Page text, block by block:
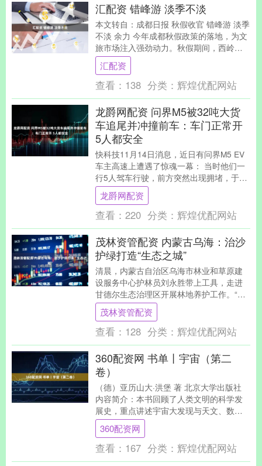
汇配资 错峰游 淡季不淡
本文转自：成都日报 秋假收官 错峰游 淡季
不淡 余力 今年成都秋假政策的落地，为文
旅市场注入强劲动力。秋假期间，西岭雪
山、九寨沟、青城山都江堰、毕棚沟等景
区客流....
汇配资
查看： 138 分类： 辉煌优配网站
龙爵网配资 问界M5被32吨大货
车追尾并冲撞前车：车门正常开
5人都安全
快科技11月14日消息，近日有问界M5 EV
车主高速上遭遇了惊魂一幕： 当时他们一
行5人驾车行驶，前方突然出现拥堵，于是
减速跟车，然而后方一辆重达32吨的货车
由....
龙爵网配资
查看： 220 分类： 辉煌优配网站
茂林资管配资 内蒙古乌海：治沙
护绿打造“生态之城”
清晨，内蒙古自治区乌海市林业和草原建
设服务中心护林员刘永胜带上工具，走进
甘德尔生态治理区开展林地养护工作。“这
几天还要做好清除杂草工作，为植被安全
越冬保驾护航。....
茂林资管配资
查看： 128 分类： 辉煌优配网站
360配资网 书单丨宇宙（第二
卷）
（德）亚历山大·洪堡 著 北京大学出版社
内容简介：本书回顾了人类文明的科学发
展史，重点讲述宇宙大发现与天文、数学
的辉煌成就。作者将科学、文学、艺术史
与文明史融....
360配资网
查看： 167 分类： 辉煌优配网站